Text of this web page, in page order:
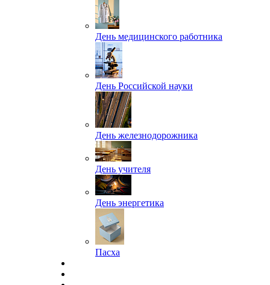
День медицинского работника
День Российской науки
День железнодорожника
День учителя
День энергетика
Пасха